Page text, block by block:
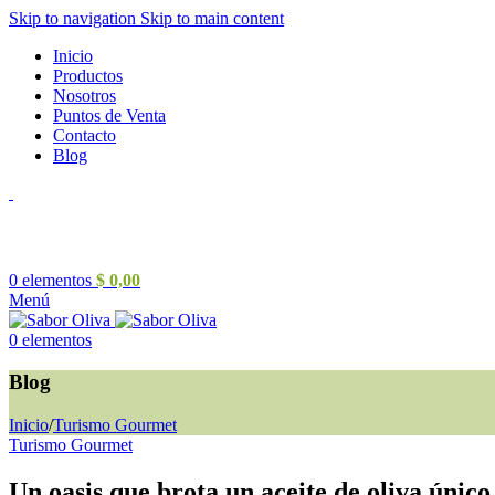
Skip to navigation Skip to main content
Inicio
Productos
Nosotros
Puntos de Venta
Contacto
Blog
0 elementos $ 0,00
Menú
0 elementos
Blog
Inicio/Turismo Gourmet
Turismo Gourmet